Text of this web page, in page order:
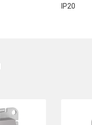
IP20